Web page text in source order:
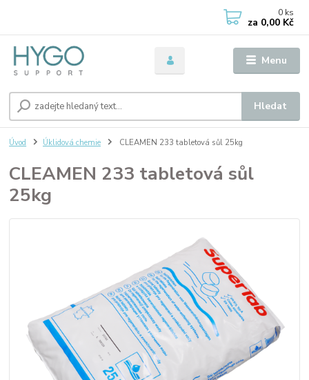
Menu
Hledat
0 ks
za 0,00 Kč
Úvod Úklidová chemie CLEAMEN 233 tabletová sůl 25kg
CLEAMEN 233 tabletová sůl
25kg